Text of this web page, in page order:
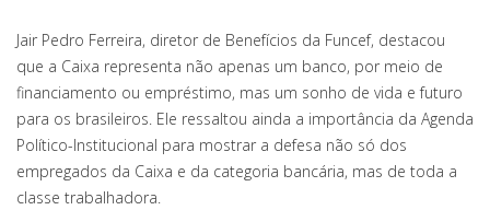
Jair Pedro Ferreira, diretor de Benefícios da Funcef, destacou
que a Caixa representa não apenas um banco, por meio de
financiamento ou empréstimo, mas um sonho de vida e futuro
para os brasileiros. Ele ressaltou ainda a importância da Agenda
Político-Institucional para mostrar a defesa não só dos
empregados da Caixa e da categoria bancária, mas de toda a
classe trabalhadora.